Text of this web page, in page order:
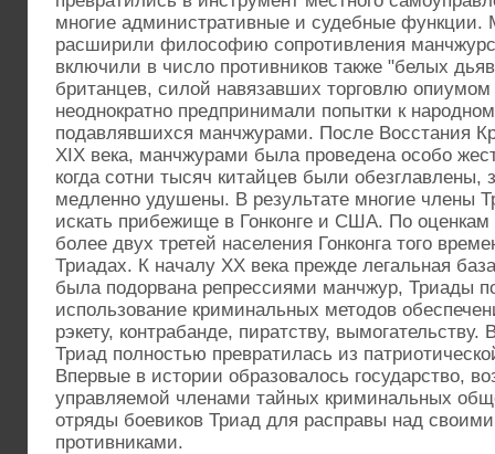
многие административные и судебные функции.
расширили философию сопротивления
включили в число противников также "белых
британцев, силой навязавших торговлю
неоднократно предпринимали попытки к
подавлявшихся манчжурами. После Восстания
XIX века, манчжурами была проведена особо
когда сотни тысяч китайцев были обезглавлены,
медленно удушены. В результате многие члены
искать прибежище в Гонконге и США. По оценкам
более двух третей населения Гонконга того
Триадах. К началу XX века прежде легальная
была подорвана репрессиями манчжур, Триады
использование криминальных методов
рэкету, контрабанде, пиратству, вымогательству.
Триад полностью превратилась из
Впервые в истории образовалось государство,
управляемой членами тайных криминальных
отряды боевиков Триад для расправы над
противниками.